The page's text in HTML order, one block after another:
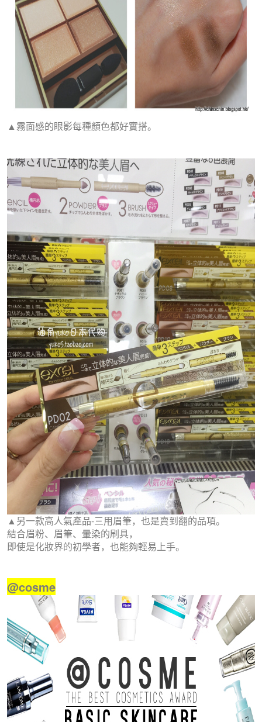
▲霧面感的眼影每種顏色都好實搭。
▲另一款高人氣產品-三用眉筆，也是賣到翻的品項。
結合眉粉、眉筆、暈染的刷具，
即使是化妝界的初學者，也能夠輕易上手。
@cosme